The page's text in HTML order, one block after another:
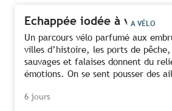
A VÉLO
6 jours
Echappée iodée à vélo
Un parcours vélo parfumé aux
villes d’histoire, les ports de
sauvages et falaises donnent du
émotions. On se sent pousser des